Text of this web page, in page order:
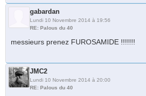
gabardan
Lundi 10 Novembre 2014 à 19:56
RE: Palous du 40
messieurs prenez FUROSAMIDE !!!!!!!
JMC2
Lundi 10 Novembre 2014 à 20:00
RE: Palous du 40